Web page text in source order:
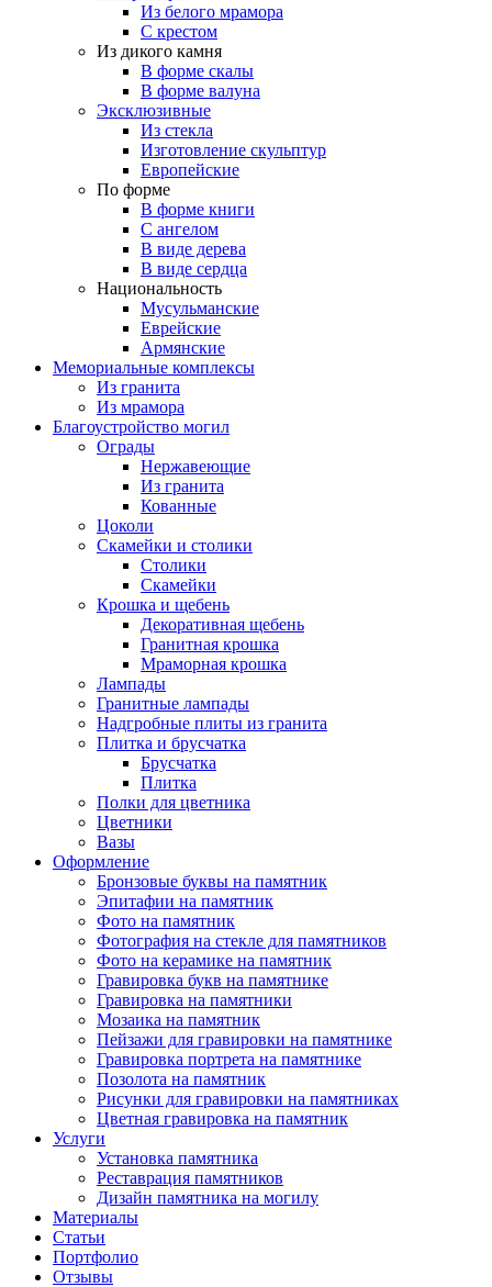
Из белого мрамора
С крестом
Из дикого камня
В форме скалы
В форме валуна
Эксклюзивные
Из стекла
Изготовление скульптур
Европейские
По форме
В форме книги
С ангелом
В виде дерева
В виде сердца
Национальность
Мусульманские
Еврейские
Армянские
Мемориальные комплексы
Из гранита
Из мрамора
Благоустройство могил
Ограды
Нержавеющие
Из гранита
Кованные
Цоколи
Скамейки и столики
Столики
Скамейки
Крошка и щебень
Декоративная щебень
Гранитная крошка
Мраморная крошка
Лампады
Гранитные лампады
Надгробные плиты из гранита
Плитка и брусчатка
Брусчатка
Плитка
Полки для цветника
Цветники
Вазы
Оформление
Бронзовые буквы на памятник
Эпитафии на памятник
Фото на памятник
Фотография на стекле для памятников
Фото на керамике на памятник
Гравировка букв на памятнике
Гравировка на памятники
Мозаика на памятник
Пейзажи для гравировки на памятнике
Гравировка портрета на памятнике
Позолота на памятник
Рисунки для гравировки на памятниках
Цветная гравировка на памятник
Услуги
Установка памятника
Реставрация памятников
Дизайн памятника на могилу
Материалы
Статьи
Портфолио
Отзывы